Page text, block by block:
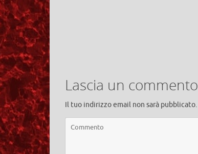
Lascia un commento
Il tuo indirizzo email non sarà pubblicato.